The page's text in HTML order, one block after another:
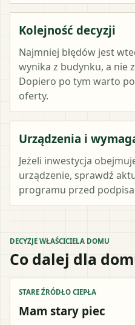
Kolejność decyzji
Najmniej błędów jest
wynika z budynku, a nie
Dopiero po tym warto
oferty.
Urządzenia i
Jeżeli inwestycja
urządzenie, sprawdź
programu przed
DECYZJE WŁAŚCICIELA DOMU
Co dalej dla
STARE ŹRÓDŁO CIEPŁA
Mam stary piec